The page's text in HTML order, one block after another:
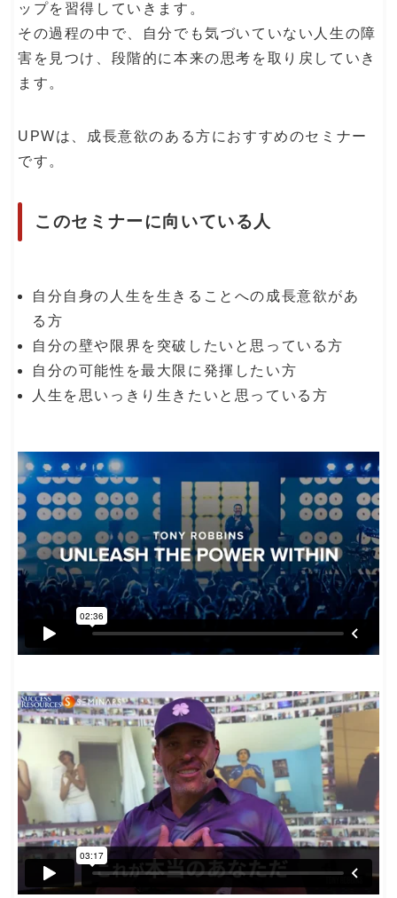
ップを習得していきます。
その過程の中で、自分でも気づいていない人生の障
害を見つけ、段階的に本来の思考を取り戻していき
ます。
UPWは、成長意欲のある方におすすめのセミナー
です。
このセミナーに向いている人
自分自身の人生を生きることへの成長意欲があ
る方
自分の壁や限界を突破したいと思っている方
自分の可能性を最大限に発揮したい方
人生を思いっきり生きたいと思っている方